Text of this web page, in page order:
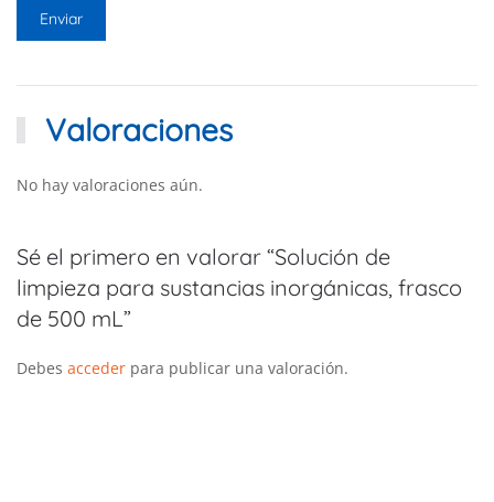
Valoraciones
No hay valoraciones aún.
Sé el primero en valorar “Solución de
limpieza para sustancias inorgánicas, frasco
de 500 mL”
Debes acceder para publicar una valoración.